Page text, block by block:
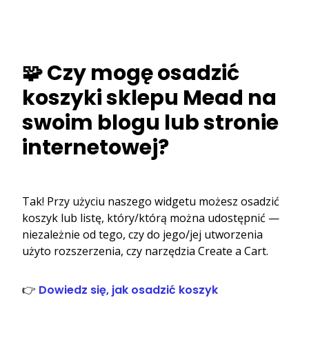
🧩 Czy mogę osadzić
koszyki sklepu Mead na
swoim blogu lub stronie
internetowej?
Tak! Przy użyciu naszego widgetu możesz osadzić
koszyk lub listę, który/którą można udostępnić —
niezależnie od tego, czy do jego/jej utworzenia
użyto rozszerzenia, czy narzędzia Create a Cart.
👉 Dowiedz się, jak osadzić koszyk